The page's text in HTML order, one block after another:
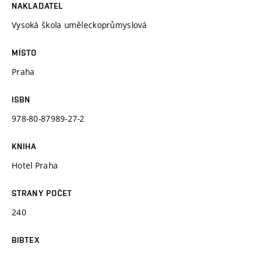
NAKLADATEL
Vysoká škola uměleckoprůmyslová
MÍSTO
Praha
ISBN
978-80-87989-27-2
KNIHA
Hotel Praha
STRANY POČET
240
BIBTEX